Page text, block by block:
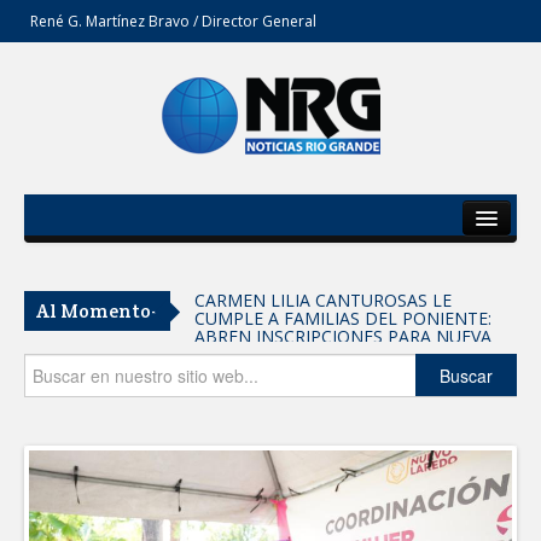
René G. Martínez Bravo / Director General
Del Estado
Secciones
Opinión
Al Momento- CARMEN LILIA CANTUROSAS LE
CUMPLE A FAMILIAS DEL PONIENTE:
ABREN INSCRIPCIONES PARA NUEVA
PRIMARIA EN EL PROGRESO
Entrega SEBIEN paquetes alimentarios
en Tampico
FORTALECE IMJUVE SALUD MENTAL DE
JÓVENES CON TERAPIAS PSICOLÓGICAS
GRATUITAS
Llama Carlos Peña Ortiz a realizar
investigación en tema de la refinería
Buscar